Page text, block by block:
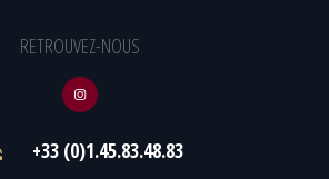
RETROUVEZ-NOUS
+33 (0)1.45.83.48.83